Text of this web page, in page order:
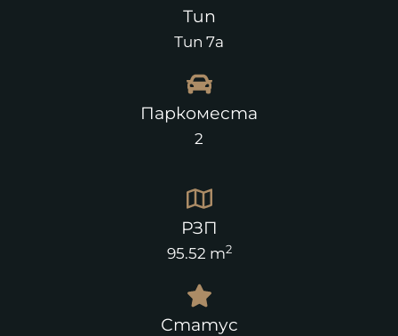
Тип
Тип 7а
Паркоместа
2
РЗП
95.52 m2
Статус